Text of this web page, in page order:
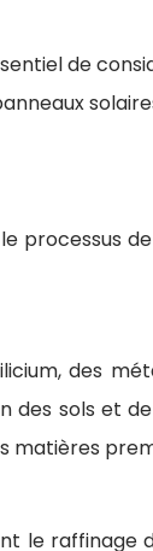
de
processus
des
sols et de
matières
le raffinage